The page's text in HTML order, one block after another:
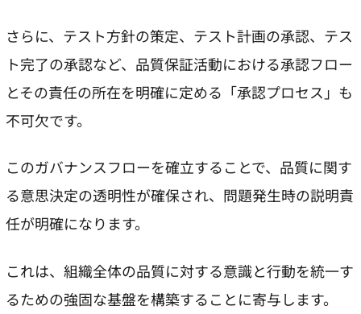
さらに、テスト方針の策定、テスト計画の承認、テス
ト完了の承認など、品質保証活動における承認フロー
とその責任の所在を明確に定める「承認プロセス」も
不可欠です。
このガバナンスフローを確立することで、品質に関す
る意思決定の透明性が確保され、問題発生時の説明責
任が明確になります。
これは、組織全体の品質に対する意識と行動を統一す
るための強固な基盤を構築することに寄与します。